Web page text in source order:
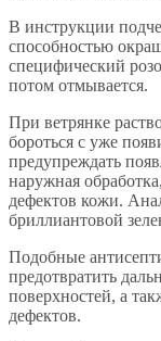
В инструкции
способностью
специфический
потом отмывается.
При ветрянке
бороться с уже
предупреждать
наружная
дефектов кожи.
бриллиантовой
Подобные
предотвратить
поверхностей, а
дефектов.